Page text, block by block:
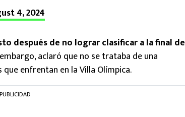
4, 2024
después de no lograr clasificar a la final de
aclaró que no se trataba de una
enfrentan en la Villa Olímpica.
PUBLICIDAD